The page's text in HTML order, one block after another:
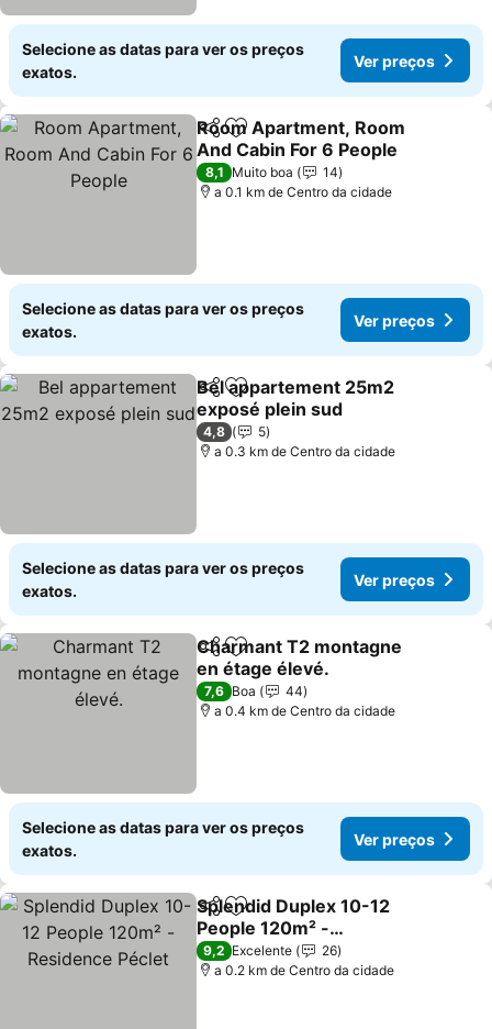
Selecione as datas para ver os preços
exatos.
Ver preços
PartilharAdicionar aos favoritos
Room Apartment, Room
And Cabin For 6 People
8,1 Muito boa
14
a 0.1 km de Centro da cidade
Selecione as datas para ver os preços
exatos.
Ver preços
PartilharAdicionar aos favoritos
Bel appartement 25m2
exposé plein sud
4,8
5
a 0.3 km de Centro da cidade
Selecione as datas para ver os preços
exatos.
Ver preços
PartilharAdicionar aos favoritos
Charmant T2 montagne
en étage élevé.
7,6 Boa
44
a 0.4 km de Centro da cidade
Selecione as datas para ver os preços
exatos.
Ver preços
PartilharAdicionar aos favoritos
Splendid Duplex 10-12
People 120m² -
Residence Péclet
9,2 Excelente
26
a 0.2 km de Centro da cidade